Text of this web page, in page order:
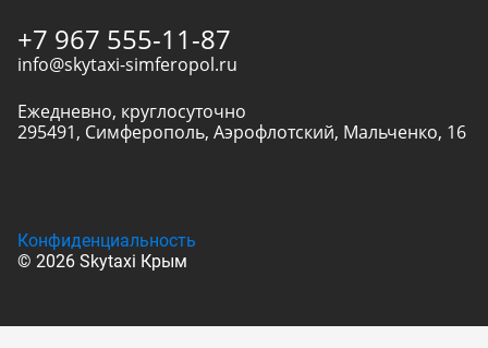
+7 967 555-11-87
info@skytaxi-simferopol.ru
Ежедневно, круглосуточно
295491, Симферополь, Аэрофлотский, Мальченко, 16
© 2026 Skytaxi Крым
Конфиденциальность